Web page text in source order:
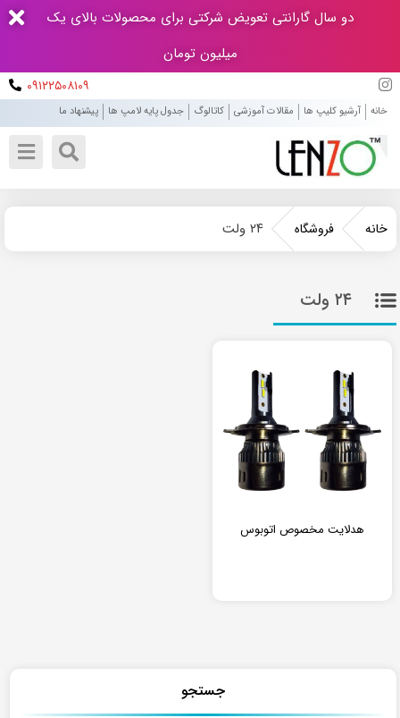
دو سال گارانتی تعویض شرکتی برای محصولات بالای یک
میلیون تومان
۰۹۱۲۲۵۰۸۱۰۹
خانه آرشیو کلیپ ها مقالات آموزشی کاتالوگ جدول پایه لامپ ها پیشنهاد ما
خانه فروشگاه ۲۴ ولت
۲۴ ولت
هدلایت مخصوص اتوبوس
جستجو